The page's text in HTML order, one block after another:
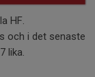
HF.
och i det senaste
lika.